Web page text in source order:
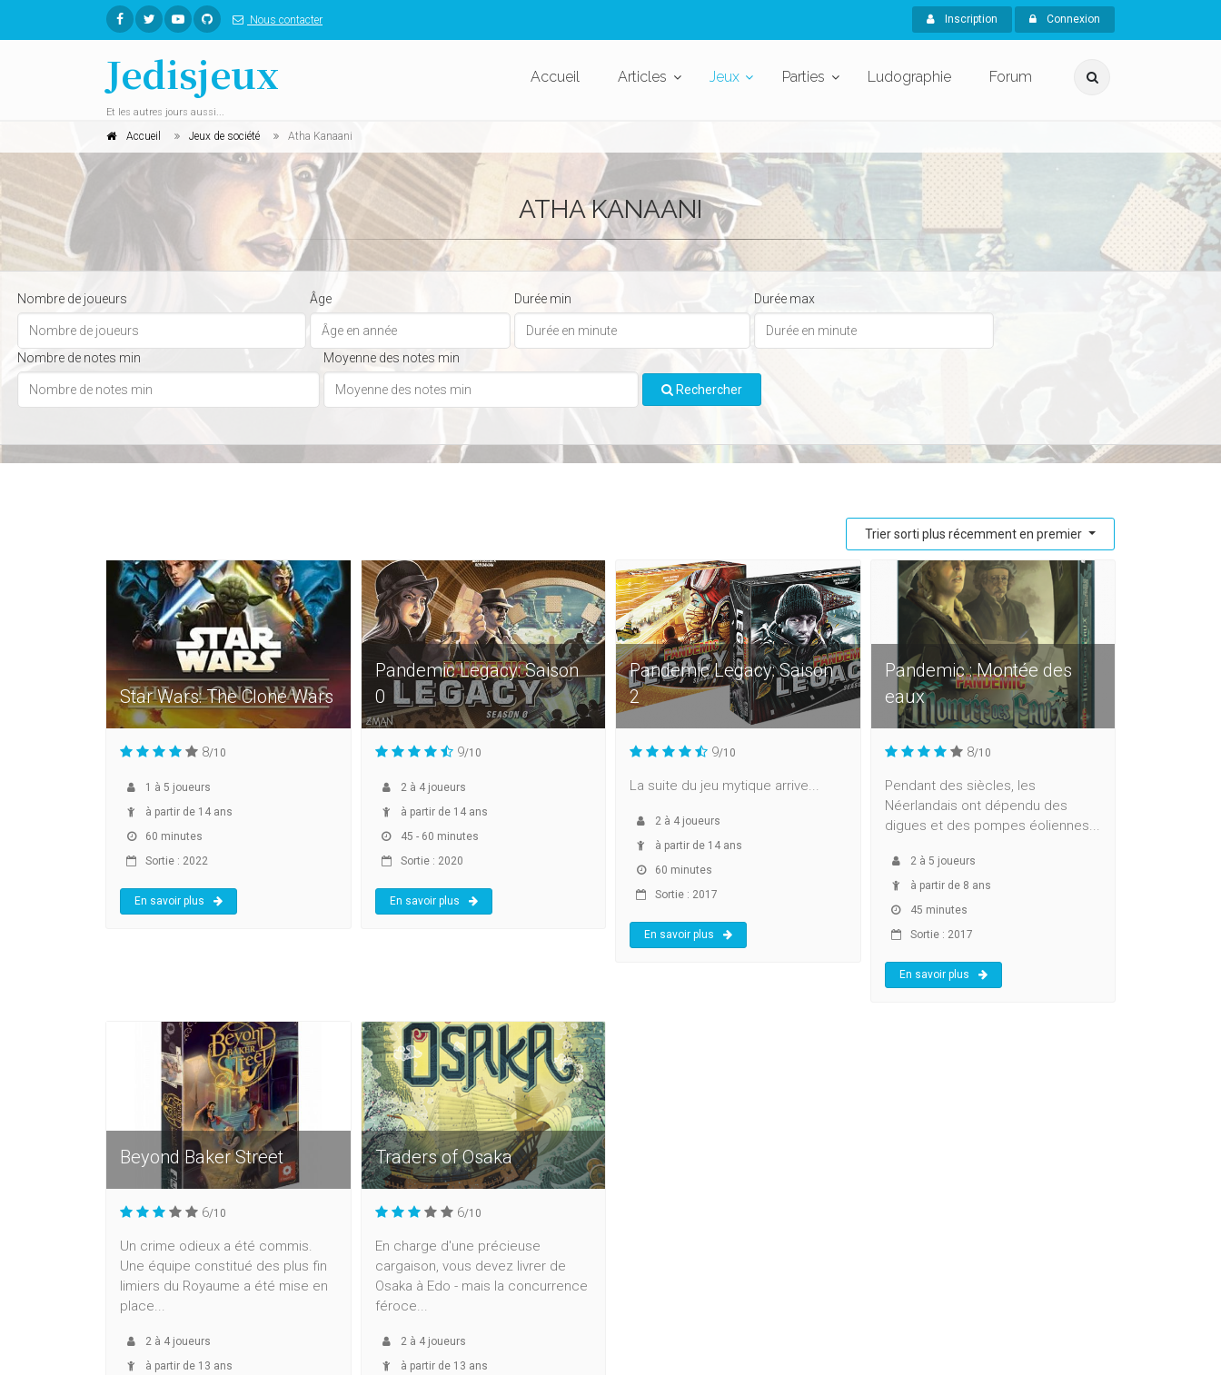
Nous contacter Inscription Connexion
Jedisjeux
Et les autres jours aussi...
Accueil Articles Jeux Parties Ludographie Forum
Accueil Jeux de société Atha Kanaani
ATHA KANAANI
Nombre de joueurs Âge Durée min Durée max
Nombre de notes min Moyenne des notes min
Rechercher
Trier sorti plus récemment en premier
Star Wars: The Clone Wars
8/10
1 à 5 joueurs
à partir de 14 ans
60 minutes
Sortie : 2022
En savoir plus
Pandemic Legacy: Saison
0
9/10
2 à 4joueurs
à partir de 14 ans
45 - 60 minutes
Sortie : 2020
En savoir plus
Pandemic Legacy: Saison
2
9/10
La suite du jeu mytique arrive...
2 à 4 joueurs
à partir de 14 ans
60 minutes
Sortie : 2017
En savoir plus
Pandemic : Montée des
eaux
8/10
Pendant des siècles, les
Néerlandais ont dépendu des
digues et des pompes éoliennes...
2 à 5 joueurs
à partir de 8 ans
45 minutes
Sortie : 2017
En savoir plus
Beyond Baker Street
6/10
Un crime odieux a été commis.
Une équipe constitué des plus fin
limiers du Royaume a été mise en
place...
2 à 4 joueurs
à partir de 13 ans
Traders of Osaka
6/10
En charge d'une précieuse
cargaison, vous devez livrer de
Osaka à Edo - mais la concurrence
féroce...
2à 4joueurs
à partir de 13 ans